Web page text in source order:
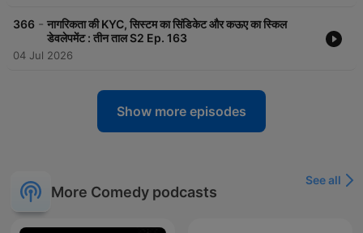
366 - नागरिकता की KYC, सिस्टम का सिंडिकेट और कऊए का स्किल
डेवलेपमेंट : तीन ताल S2 Ep. 163
04 Jul 2026
Show more episodes
More Comedy podcasts
See all